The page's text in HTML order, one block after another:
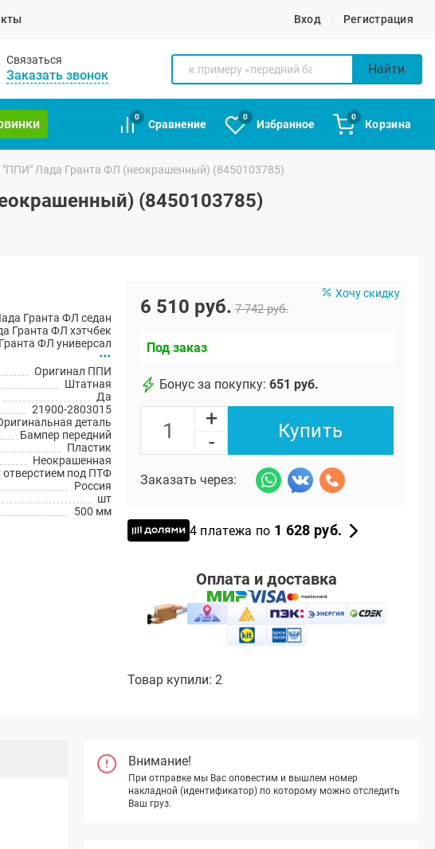
Вход Регистрация
Связаться
Заказать звонок Найти
0
Сравнение
0
Избранное
0
Корзина
Лада Гранта ФЛ (неокрашенный) (8450103785)
(8450103785)
Гранта ФЛ седан
Гранта ФЛ хэтчбек
ФЛ универсал
Оригинал ППИ
Штатная
Да
21900-2803015
деталь
Бампер передний
Пластик
Неокрашенная
отверстием под ПТФ
Россия
шт
500 мм
Хочу скидку
6 510 руб. 7 742 руб.
Под заказ
Бонус за покупку: 651 руб.
+
-
Купить
Заказать через:
4 платежа по 1 628 руб.
Оплата и доставка
Товар купили: 2
Внимание!
При отправке мы Вас оповестим и вышлем номер
накладной (идентификатор) по которому можно отследить
Ваш груз.